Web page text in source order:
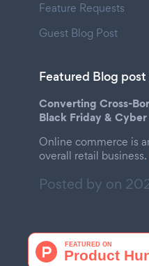
Feature Requests
Guest Blog Post
Featured Blog post
Converting Cross-
Black Friday &
Online commerce is
overall retail business.
Posted by on